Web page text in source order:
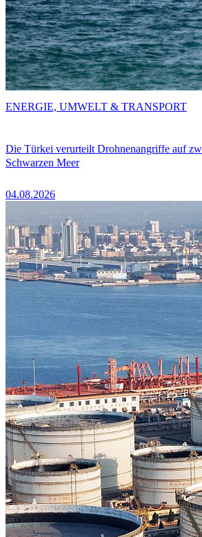
Die Türkei verurteilt Drohnenangriffe auf
Schwarzen Meer
04.08.2026
ENERGIE, UMWELT & TRANSPORT